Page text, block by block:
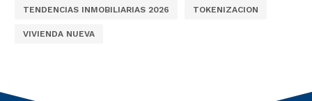
TENDENCIAS INMOBILIARIAS 2026 TOKENIZACION
VIVIENDA NUEVA